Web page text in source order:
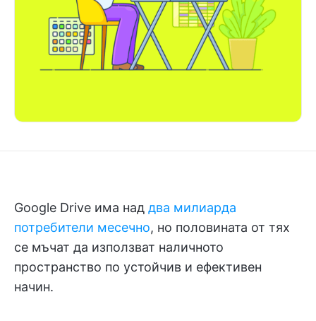
Google Drive има над два милиарда
потребители месечно, но половината от тях
се мъчат да използват наличното
пространство по устойчив и ефективен
начин.